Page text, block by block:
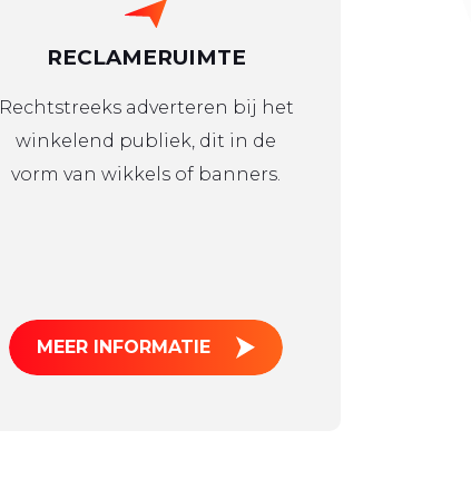
RECLAMERUIMTE
Rechtstreeks adverteren bij het
winkelend publiek, dit in de
vorm van wikkels of banners.
MEER INFORMATIE